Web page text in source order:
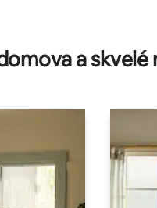
a skvelé